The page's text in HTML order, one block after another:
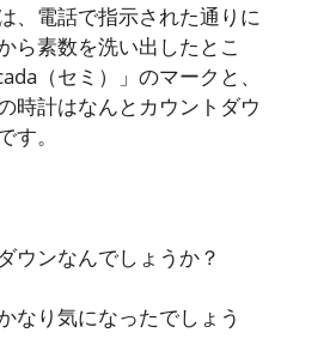
、電話で指示された通りに
ら素数を洗い出したとこ
（セミ）」のマークと、
時計はなんとカウントダウ
す。
ウンなんでしょうか？
なり気になったでしょう